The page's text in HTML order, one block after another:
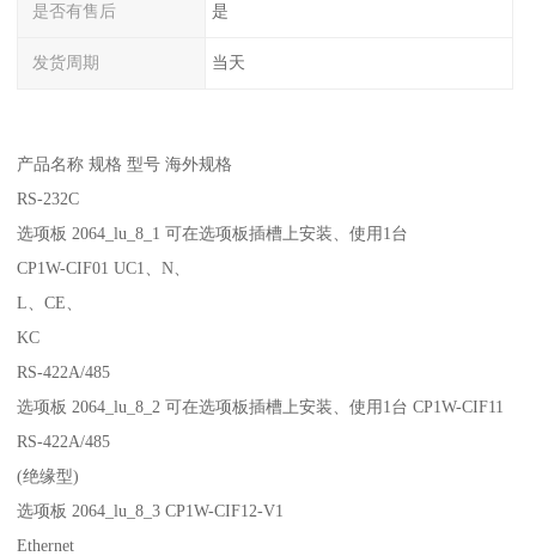
是否有售后 是
发货周期 当天
产品名称 规格 型号 海外规格
RS-232C
选项板 2064_lu_8_1 可在选项板插槽上安装、使用1台
CP1W-CIF01 UC1、N、
L、CE、
KC
RS-422A/485
选项板 2064_lu_8_2 可在选项板插槽上安装、使用1台 CP1W-CIF11
RS-422A/485
(绝缘型)
选项板 2064_lu_8_3 CP1W-CIF12-V1
Ethernet